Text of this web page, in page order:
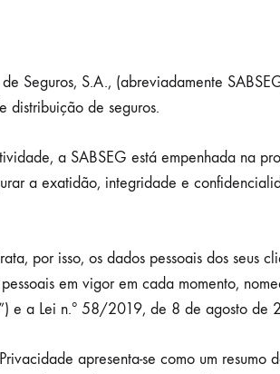
Seguros, S.A., (abreviadamente
distribuição de seguros.
a SABSEG está empenhada na
a exatidão, integridade e
por isso, os dados pessoais dos seus
em vigor em cada momento,
e a Lei n.º 58/2019, de 8 de agosto de
apresenta-se como um